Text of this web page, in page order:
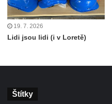
19. 7. 2026
Lidi jsou lidi (i v Loretě)
Štítky